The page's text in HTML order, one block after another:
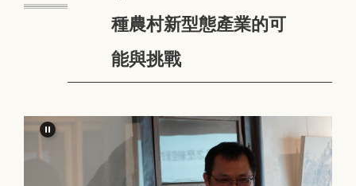
種農村新型態產業的可
能與挑戰